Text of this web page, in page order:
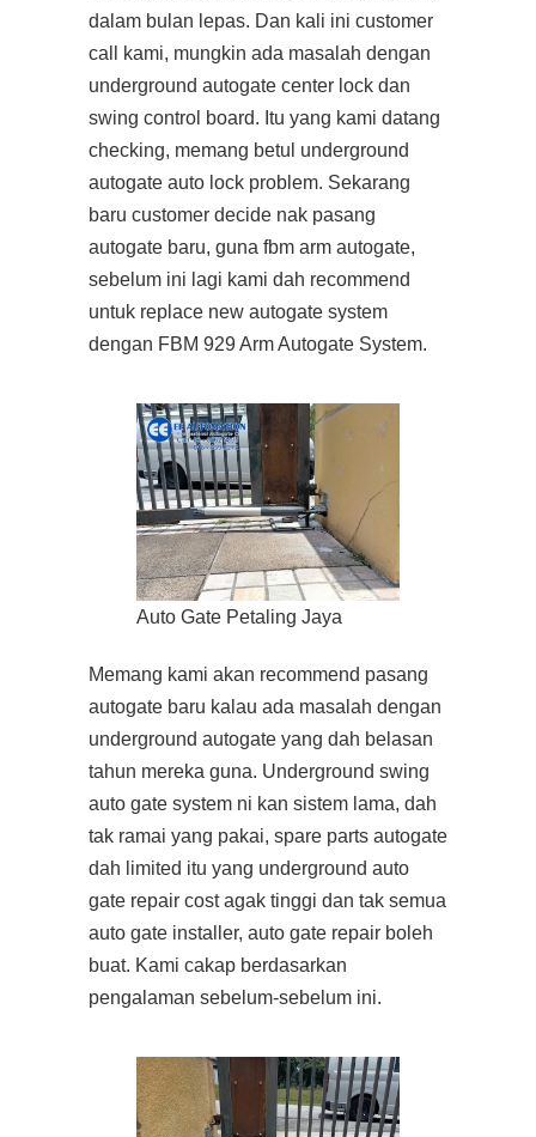
dalam bulan lepas. Dan kali ini customer
call kami, mungkin ada masalah dengan
underground autogate center lock dan
swing control board. Itu yang kami datang
checking, memang betul underground
autogate auto lock problem. Sekarang
baru customer decide nak pasang
autogate baru, guna fbm arm autogate,
sebelum ini lagi kami dah recommend
untuk replace new autogate system
dengan FBM 929 Arm Autogate System.
Auto Gate Petaling Jaya
Memang kami akan recommend pasang
autogate baru kalau ada masalah dengan
underground autogate yang dah belasan
tahun mereka guna. Underground swing
auto gate system ni kan sistem lama, dah
tak ramai yang pakai, spare parts autogate
dah limited itu yang underground auto
gate repair cost agak tinggi dan tak semua
auto gate installer, auto gate repair boleh
buat. Kami cakap berdasarkan
pengalaman sebelum-sebelum ini.